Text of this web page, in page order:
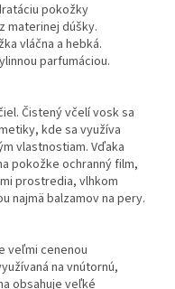
pokožky
materinej dúšky.
vláčna a hebká.
parfumáciou.
Čistený včelí vosk sa
kde sa využíva
vlastnostiam. Vďaka
pokožke ochranný film,
prostredia, vlhkom
najmä balzamov na pery.
veľmi cenenou
na vnútornú,
obsahuje veľké